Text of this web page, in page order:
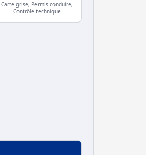
Carte grise, Permis conduire,
Contrôle technique